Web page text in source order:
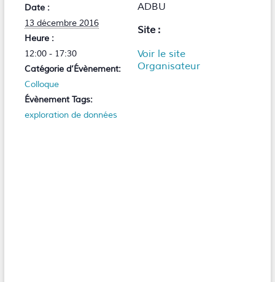
Date :
13 décembre 2016
Heure :
12:00 - 17:30
Catégorie d’Évènement:
Colloque
Évènement Tags:
exploration de données
ADBU
Site :
Voir le site
Organisateur